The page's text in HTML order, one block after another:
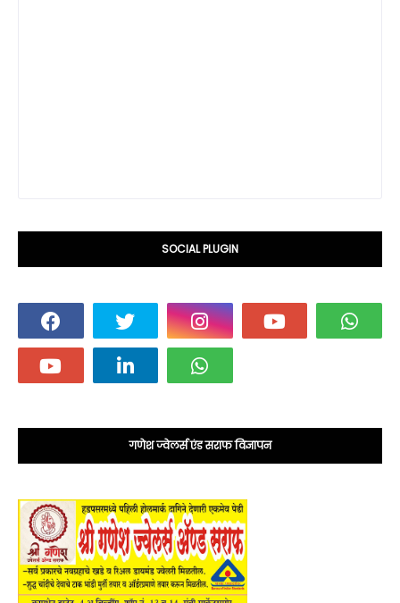
SOCIAL PLUGIN
गणेश ज्वेलर्स एंड सराफ विज्ञापन